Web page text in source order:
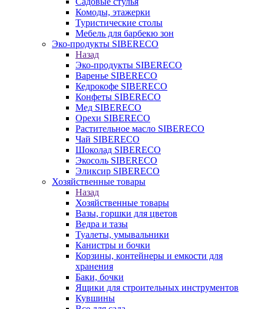
Комоды, этажерки
Туристические столы
Мебель для барбекю зон
Эко-продукты SIBERECO
Назад
Эко-продукты SIBERECO
Варенье SIBERECO
Кедрокофе SIBERECO
Конфеты SIBERECO
Мед SIBERECO
Орехи SIBERECO
Растительное масло SIBERECO
Чай SIBERECO
Шоколад SIBERECO
Экосоль SIBERECO
Эликсир SIBERECO
Хозяйственные товары
Назад
Хозяйственные товары
Вазы, горшки для цветов
Ведра и тазы
Туалеты, умывальники
Канистры и бочки
Корзины, контейнеры и емкости для
хранения
Баки, бочки
Ящики для строительных инструментов
Кувшины